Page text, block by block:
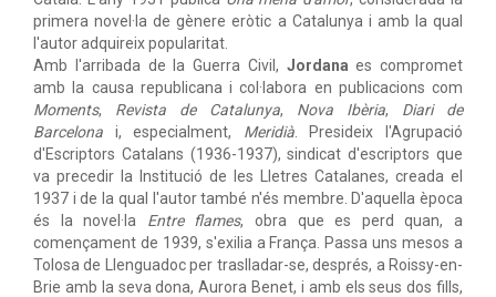
primera novel·la de gènere eròtic a Catalunya i amb la qual
l'autor adquireix popularitat.
Amb l'arribada de la Guerra Civil, Jordana es compromet
amb la causa republicana i col·labora en publicacions com
Moments, Revista de Catalunya, Nova Ibèria, Diari de
Barcelona i, especialment, Meridià. Presideix l'Agrupació
d'Escriptors Catalans (1936-1937), sindicat d'escriptors que
va precedir la Institució de les Lletres Catalanes, creada el
1937 i de la qual l'autor també n'és membre. D'aquella època
és la novel·la Entre flames, obra que es perd quan, a
començament de 1939, s'exilia a França. Passa uns mesos a
Tolosa de Llenguadoc per traslladar-se, després, a Roissy-en-
Brie amb la seva dona, Aurora Benet, i amb els seus dos fills,